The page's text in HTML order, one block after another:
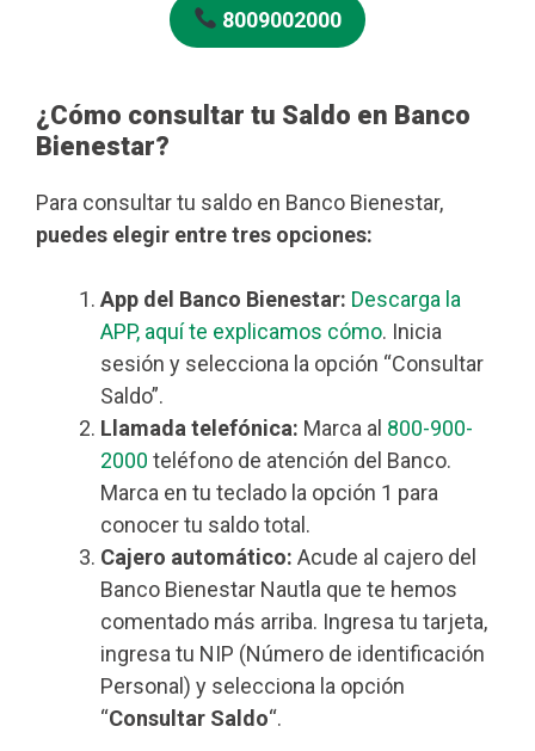
8009002000
¿Cómo consultar tu Saldo en Banco
Bienestar?
Para consultar tu saldo en Banco Bienestar,
puedes elegir entre tres opciones:
App del Banco Bienestar: Descarga la
APP, aquí te explicamos cómo. Inicia
sesión y selecciona la opción “Consultar
Saldo”.
Llamada telefónica: Marca al 800-900-
2000 teléfono de atención del Banco.
Marca en tu teclado la opción 1 para
conocer tu saldo total.
Cajero automático: Acude al cajero del
Banco Bienestar Nautla que te hemos
comentado más arriba. Ingresa tu tarjeta,
ingresa tu NIP (Número de identificación
Personal) y selecciona la opción
“Consultar Saldo“.